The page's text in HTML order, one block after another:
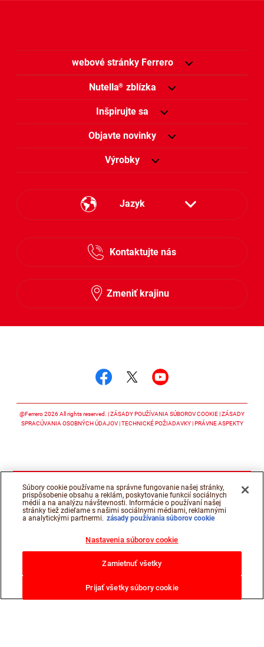
webové stránky Ferrero
Nutella® zblízka
Inšpirujte sa
Objavte novinky
Výrobky
Jazyk
Kontaktujte nás
Zmeniť krajinu
@Ferrero 2026 All rights reserved. ZÁSADY POUŽÍVANIA SÚBOROV COOKIE ZÁSADY
SPRACÚVANIA OSOBNÝCH ÚDAJOV TECHNICKÉ POŽIADAVKY PRÁVNE ASPEKTY
Súbory cookie používame na správne fungovanie našej stránky,
prispôsobenie obsahu a reklám, poskytovanie funkcií sociálnych
médií a na analýzu návštevnosti. Informácie o používaní našej
stránky tiež zdieľame s našimi sociálnymi médiami, reklamnými
a analytickými partnermi. zásady používania súborov cookie
Nastavenia súborov cookie
Zamietnuť všetky
Prijať všetky súbory cookie